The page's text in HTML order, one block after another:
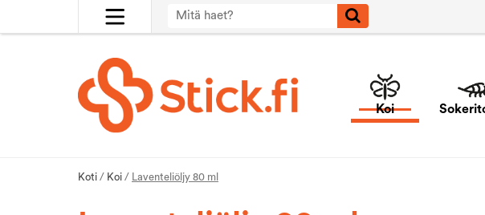
Koi
Koti / Koi / Laventeliöljy 80 ml